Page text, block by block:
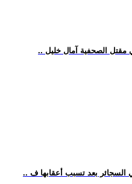
مقتل الصحفية آمال خليل
بعد تسبب أعقابها ف